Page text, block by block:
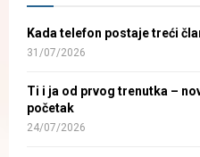
Kada telefon postaje treći
31/07/2026
Ti i ja od prvog trenutka –
početak
24/07/2026